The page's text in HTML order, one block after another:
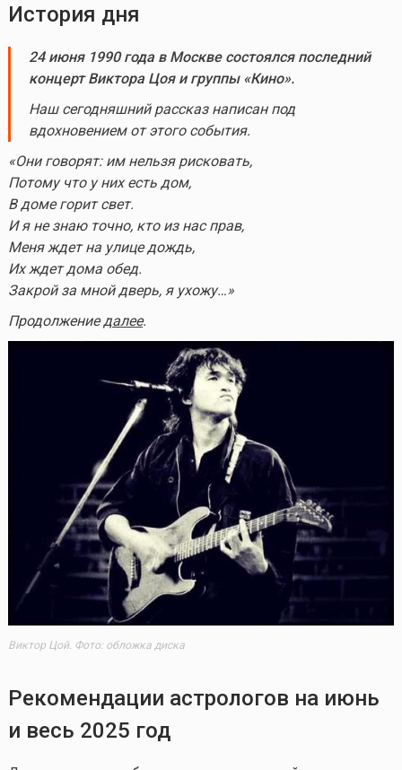
История дня
24 июня 1990 года в Москве состоялся последний
концерт Виктора Цоя и группы «Кино».
Наш сегодняшний рассказ написан под
вдохновением от этого события.
«Они говорят: им нельзя рисковать,
Потому что у них есть дом,
В доме горит свет.
И я не знаю точно, кто из нас прав,
Меня ждет на улице дождь,
Их ждет дома обед.
Закрой за мной дверь, я ухожу…»
Продолжениедалее.
Виктор Цой. Фото: обложка диска
Рекомендации астрологов на июнь
и весь 2025 год